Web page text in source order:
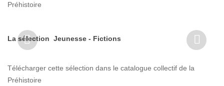
Préhistoire
La sélection Jeunesse - Fictions
Télécharger cette sélection dans le catalogue collectif de la
Préhistoire